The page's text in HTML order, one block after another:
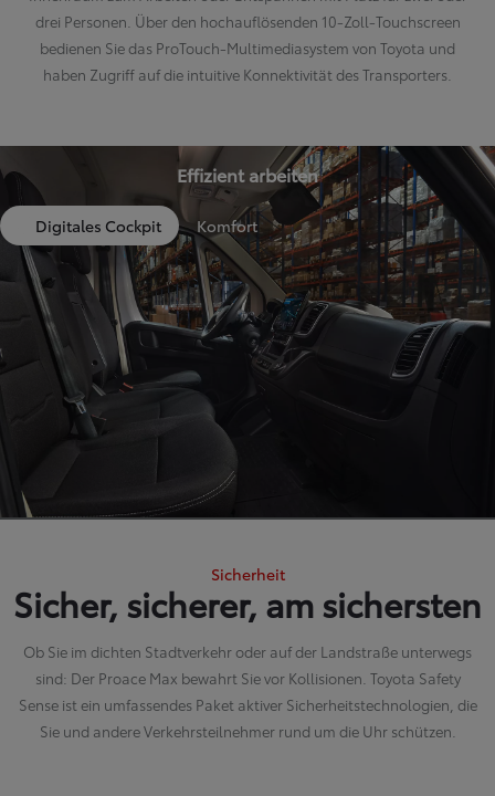
drei Personen. Über den hochauflösenden 10-Zoll-Touchscreen
bedienen Sie das ProTouch-Multimediasystem von Toyota und
haben Zugriff auf die intuitive Konnektivität des Transporters.
Effizient arbeiten
Digitales Cockpit Komfort
Sicherheit
Sicher, sicherer, am sichersten
Ob Sie im dichten Stadtverkehr oder auf der Landstraße unterwegs
sind: Der Proace Max bewahrt Sie vor Kollisionen. Toyota Safety
Sense ist ein umfassendes Paket aktiver Sicherheitstechnologien, die
Sie und andere Verkehrsteilnehmer rund um die Uhr schützen.